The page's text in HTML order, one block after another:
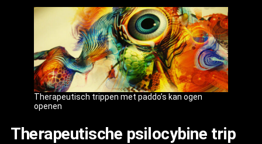
Therapeutisch trippen met paddo’s kan ogen
openen
Therapeutische psilocybine trip